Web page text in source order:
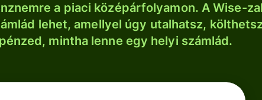
a piaci középárfolyamon. A Wise-
lehet, amellyel úgy utalhatsz,
mintha lenne egy helyi számlád.